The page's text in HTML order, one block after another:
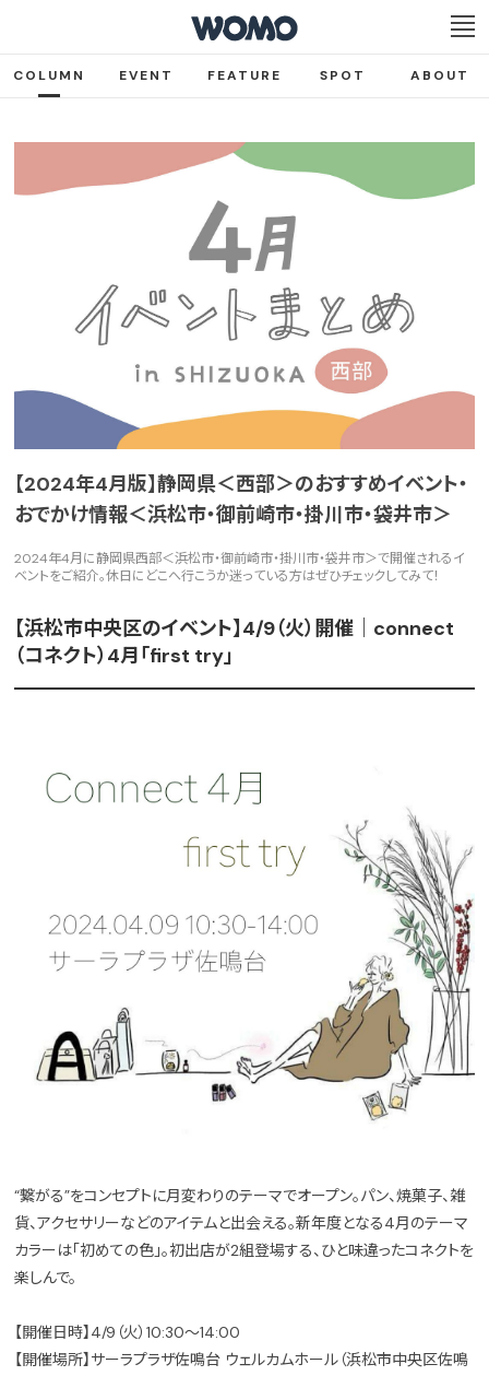
COLUMN EVENT FEATURE SPOT ABOUT
【2024年4月版】静岡県＜西部＞のおすすめイベント・
おでかけ情報＜浜松市・御前崎市・掛川市・袋井市＞
2024年4月に静岡県西部＜浜松市・御前崎市・掛川市・袋井市＞で開催されるイ
ベントをご紹介。休日にどこへ行こうか迷っている方はぜひチェックしてみて！
【浜松市中央区のイベント】4/9（火）開催｜connect
（コネクト）4月「first try」
“繋がる”をコンセプトに月変わりのテーマでオープン。パン、焼菓子、雑
貨、アクセサリーなどのアイテムと出会える。新年度となる4月のテーマ
カラーは「初めての色」。初出店が2組登場する、ひと味違ったコネクトを
楽しんで。
【開催日時】4/9（火）10:30～14:00
【開催場所】サーラプラザ佐鳴台 ウェルカムホール（浜松市中央区佐鳴